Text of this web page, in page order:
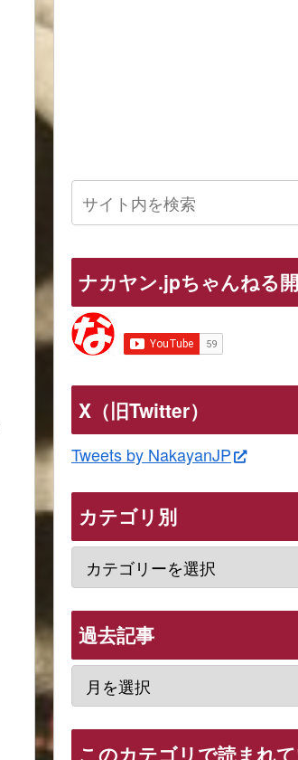
ナカヤン.jpちゃんねる開
X（旧Twitter）
Tweets by NakayanJP
カテゴリ別
過去記事
このカテゴリで読まれ